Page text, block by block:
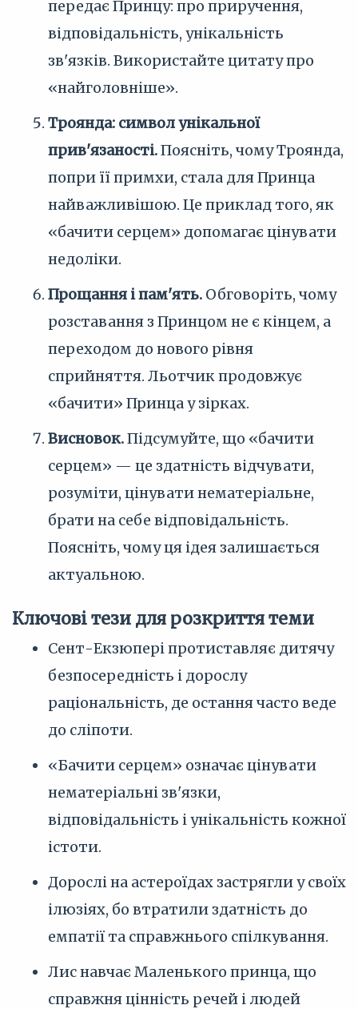
передає Принцу: про приручення,
відповідальність, унікальність
зв'язків. Використайте цитату про
«найголовніше».
Троянда: символ унікальної
прив'язаності.Поясніть, чому Троянда,
попри її примхи, стала для Принца
найважливішою. Це приклад того, як
«бачити серцем» допомагає цінувати
недоліки.
Прощання і пам'ять. Обговоріть, чому
розставання з Принцом не є кінцем, а
переходом до нового рівня
сприйняття. Льотчик продовжує
«бачити» Принца у зірках.
Висновок.Підсумуйте, що «бачити
серцем» — це здатність відчувати,
розуміти, цінувати нематеріальне,
брати на себе відповідальність.
Поясніть, чому ця ідея залишається
актуальною.
Ключові тези для розкриття теми
Сент-Екзюпері протиставляє дитячу
безпосередність і дорослу
раціональність, де остання часто веде
до сліпоти.
«Бачити серцем» означає цінувати
нематеріальні зв'язки,
відповідальність і унікальність кожної
істоти.
Дорослі на астероїдах застрягли у своїх
ілюзіях, бо втратили здатність до
емпатії та справжнього спілкування.
Лис навчає Маленького принца, що
справжня цінність речей і людей